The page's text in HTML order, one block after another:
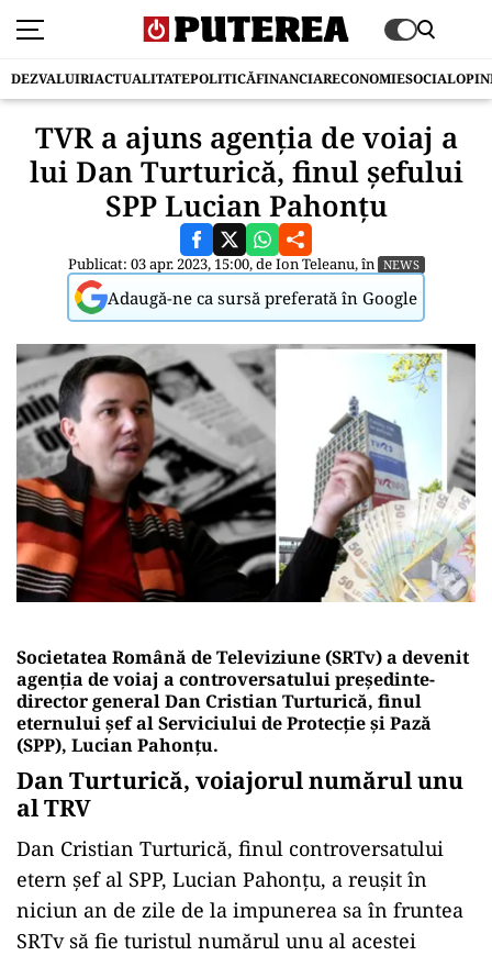
DEZVALUIRIACTUALITATEPOLITICĂFINANCIARECONOMIESOCIAL
TVR a ajuns agenția de voiaj a
lui Dan Turturică, finul șefului
SPP Lucian Pahonțu
Publicat: 03 apr. 2023, 15:00, deIon Teleanu, în NEWS
Adaugă-ne ca sursă preferată în Google
Societatea Română de Televiziune (SRTv) a devenit
agenția de voiaj a controversatului președinte-
director general Dan Cristian Turturică, finul
eternului șef al Serviciului de Protecție și Pază
(SPP), Lucian Pahonțu.
Dan Turturică, voiajorul numărul unu
al TRV
Dan Cristian Turturică, finul controversatului
etern șef al SPP, Lucian Pahonțu, a reușit în
niciun an de zile de la impunerea sa în fruntea
SRTv să fie turistul numărul unu al acestei